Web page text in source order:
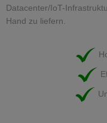
Datacenter/IoT-
Hand zu liefern.